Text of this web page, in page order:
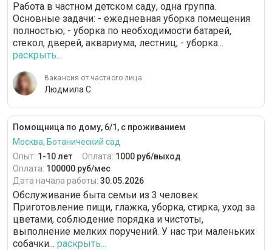
Работа в частном детском саду, одна группа.
Основные задачи: - ежедневная уборка помещения
полностью; - уборка по необходимости батарей,
стекол, дверей, аквариума, лестниц; - уборка...
раскрыть...
Вакансия от частного лица
Людмила С
Помощница по дому, 6/1, с проживанием
Москва, Ботанический сад
Опыт: 1-10 лет Оплата: 1000 руб/выход
Оплата: 100000 руб/мес
Дата начала работы: 30.05.2026
Обслуживание быта семьи из 3 человек.
Приготовление пищи, глажка, уборка, стирка, уход за
цветами, соблюдение порядка и чистоты,
выполнение мелких поручений. У нас три маленьких
собачки... раскрыть...